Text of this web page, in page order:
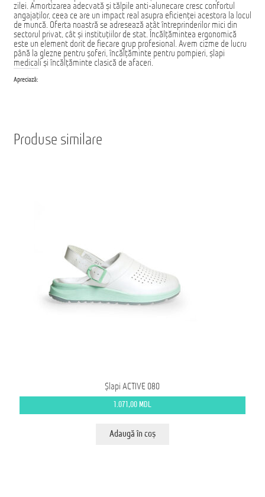
zilei. Amortizarea adecvată și tălpile anti-alunecare cresc confortul
angajaților, ceea ce are un impact real asupra eficienței acestora la locul
de muncă. Oferta noastră se adresează atât întreprinderilor mici din
sectorul privat, cât și instituțiilor de stat. Încălțămintea ergonomică
este un element dorit de fiecare grup profesional. Avem cizme de lucru
până la glezne pentru șoferi, încălțăminte pentru pompieri, șlapi
medicali și încălțăminte clasică de afaceri.
Apreciază:
Produse similare
Șlapi ACTIVE 080
1.071,00 MDL
Adaugă în coș